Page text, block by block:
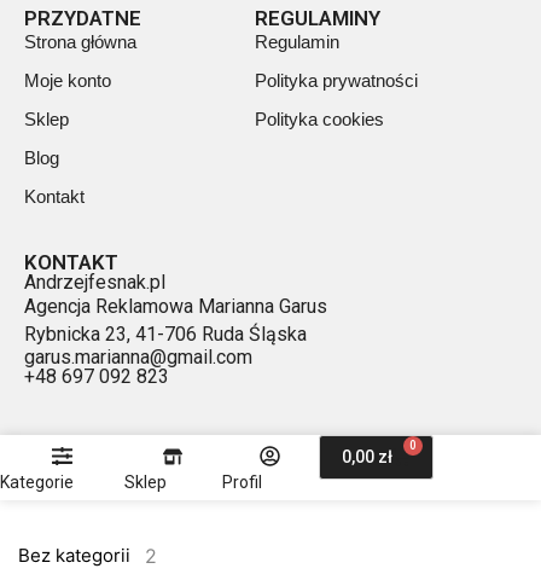
PRZYDATNE
Strona główna
Moje konto
Sklep
Blog
Kontakt
REGULAMINY
Regulamin
Polityka prywatności
Polityka cookies
KONTAKT
Andrzejfesnak.pl
Agencja Reklamowa Marianna Garus
Rybnicka 23, 41-706 Ruda Śląska
garus.marianna@gmail.com
+48 697 092 823
Kategorie Sklep Profil
0,00 zł
0
Bez kategorii 2